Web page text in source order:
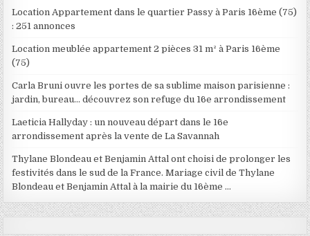
Location Appartement dans le quartier Passy à Paris 16ème (75)
: 251 annonces
Location meublée appartement 2 pièces 31 m² à Paris 16ème
(75)
Carla Bruni ouvre les portes de sa sublime maison parisienne :
jardin, bureau… découvrez son refuge du 16e arrondissement
Laeticia Hallyday : un nouveau départ dans le 16e
arrondissement après la vente de La Savannah
Thylane Blondeau et Benjamin Attal ont choisi de prolonger les
festivités dans le sud de la France. Mariage civil de Thylane
Blondeau et Benjamin Attal à la mairie du 16ème …